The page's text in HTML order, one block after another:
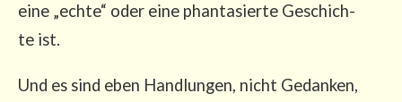
eine „ech­te“ oder eine phan­ta­sier­te Geschich­
te ist.
Und es sind eben Hand­lun­gen, nicht Gedan­ken,